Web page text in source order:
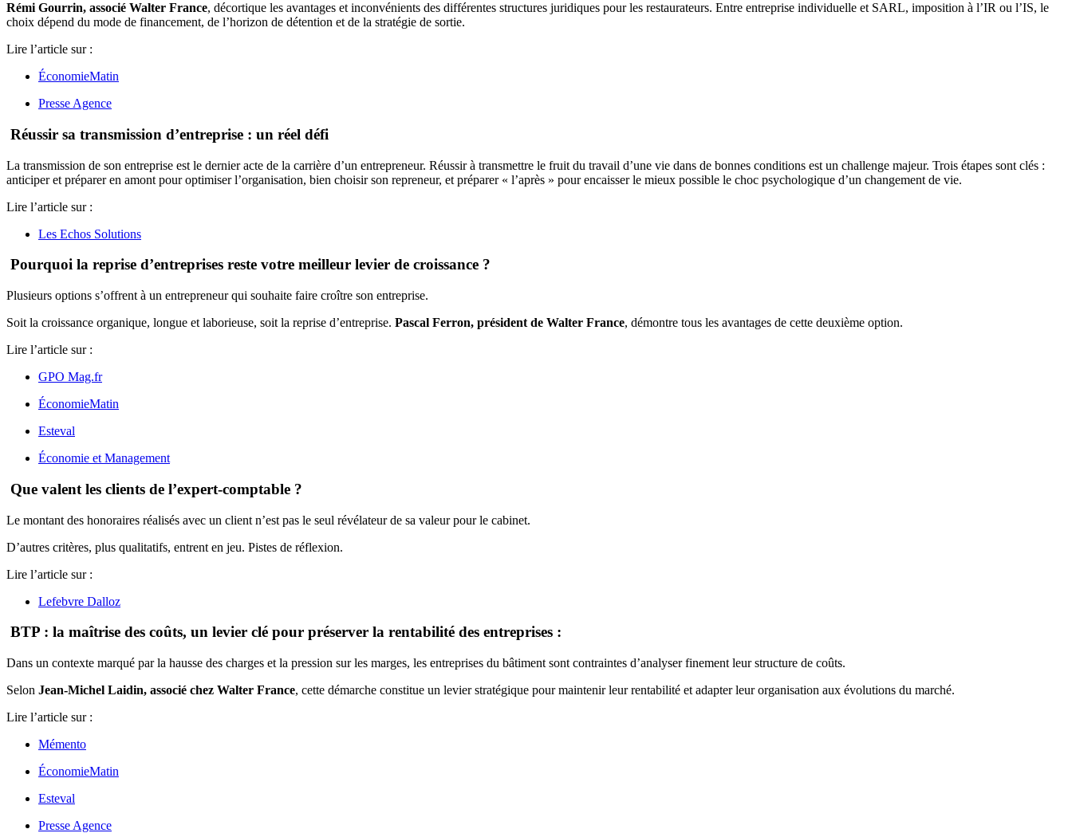
Rémi Gourrin, associé Walter France, décortique les avantages et inconvénients des différentes structures juridiques pour les restaurateurs. Entre entreprise individuelle et SARL, imposition à l’IR ou l’IS, le
choix dépend du mode de financement, de l’horizon de détention et de la stratégie de sortie.
Lire l’article sur :
ÉconomieMatin
Presse Agence
Réussir sa transmission d’entreprise : un réel défi
La transmission de son entreprise est le dernier acte de la carrière d’un entrepreneur. Réussir à transmettre le fruit du travail d’une vie dans de bonnes conditions est un challenge majeur. Trois étapes sont clés :
anticiper et préparer en amont pour optimiser l’organisation, bien choisir son repreneur, et préparer « l’après » pour encaisser le mieux possible le choc psychologique d’un changement de vie.
Lire l’article sur :
Les Echos Solutions
Pourquoi la reprise d’entreprises reste votre meilleur levier de croissance ?
Plusieurs options s’offrent à un entrepreneur qui souhaite faire croître son entreprise.
Soit la croissance organique, longue et laborieuse, soit la reprise d’entreprise. Pascal Ferron, président de Walter France, démontre tous les avantages de cette deuxième option.
Lire l’article sur :
GPO Mag.fr
ÉconomieMatin
Esteval
Économie et Management
Que valent les clients de l’expert-comptable ?
Le montant des honoraires réalisés avec un client n’est pas le seul révélateur de sa valeur pour le cabinet.
D’autres critères, plus qualitatifs, entrent en jeu. Pistes de réflexion.
Lire l’article sur :
Lefebvre Dalloz
BTP : la maîtrise des coûts, un levier clé pour préserver la rentabilité des entreprises :
Dans un contexte marqué par la hausse des charges et la pression sur les marges, les entreprises du bâtiment sont contraintes d’analyser finement leur structure de coûts.
Selon Jean-Michel Laidin, associé chez Walter France, cette démarche constitue un levier stratégique pour maintenir leur rentabilité et adapter leur organisation aux évolutions du marché.
Lire l’article sur :
Mémento
ÉconomieMatin
Esteval
Presse Agence